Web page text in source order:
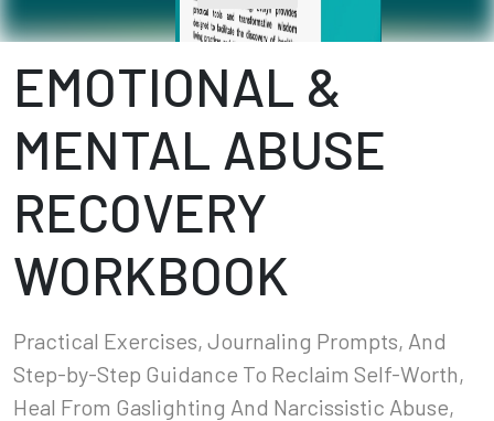
EMOTIONAL &
MENTAL ABUSE
RECOVERY
WORKBOOK
Practical Exercises, Journaling Prompts, And
Step-by-Step Guidance To Reclaim Self-Worth,
Heal From Gaslighting And Narcissistic Abuse,